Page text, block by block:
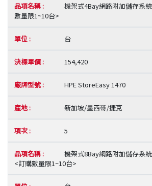
機架式4Bay網路附加儲存系
數量限1~10台>
台
154,420
HPE StoreEasy 1470
新加坡/墨西哥/捷克
5
機架式8Bay網路附加儲存系
<訂購數量限1~10台>